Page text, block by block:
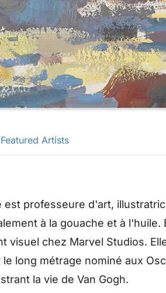
Featured Artists
est professeure d'art,
à la gouache et à
visuel chez Marvel Studios.
long métrage nominé aux
la vie de Van Gogh.